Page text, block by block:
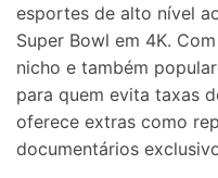
esportes de alto nível
Super Bowl em 4K.
nicho e também
para quem evita taxas
oferece extras como
documentários